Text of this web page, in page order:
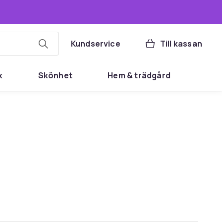
Kundservice Till kassan
Skönhet Hem & trädgård